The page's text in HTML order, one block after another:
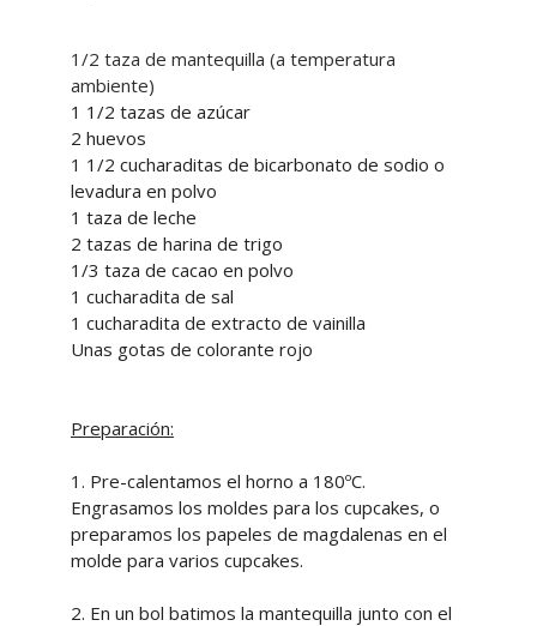
1/2 taza de mantequilla (a temperatura
ambiente)
1 1/2 tazas de azúcar
2 huevos
1 1/2 cucharaditas de bicarbonato de sodio o
levadura en polvo
1 taza de leche
2 tazas de harina de trigo
1/3 taza de cacao en polvo
1 cucharadita de sal
1 cucharadita de extracto de vainilla
Unas gotas de colorante rojo
Preparación:
1. Pre-calentamos el horno a 180ºC.
Engrasamos los moldes para los cupcakes, o
preparamos los papeles de magdalenas en el
molde para varios cupcakes.
2. En un bol batimos la mantequilla junto con el